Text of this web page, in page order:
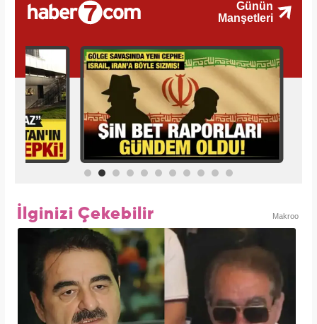
İlginizi Çekebilir Makroo